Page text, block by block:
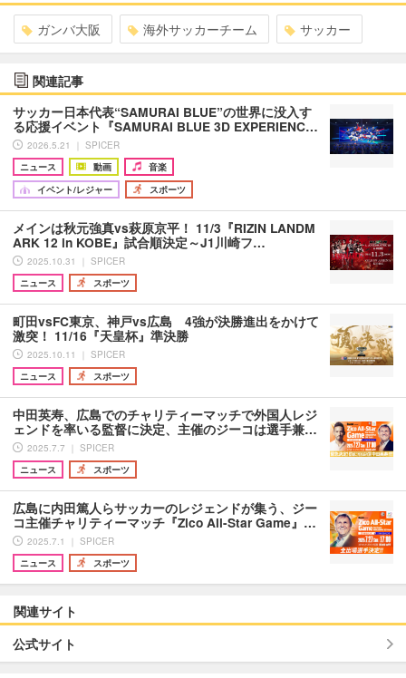
ガンバ大阪 海外サッカーチーム サッカー
関連記事
サッカー日本代表“SAMURAI BLUE”の世界に没入す
る応援イベント『SAMURAI BLUE 3D EXPERIENC…
2026.5.21 ｜ SPICER
ニュース
動画
音楽
イベント/レジャー
スポーツ
メインは秋元強真vs萩原京平！ 11/3『RIZIN LANDM
ARK 12 in KOBE』試合順決定～J1川崎フ…
2025.10.31 ｜ SPICER
ニュース
スポーツ
町田vsFC東京、神戸vs広島 4強が決勝進出をかけて
激突！ 11/16『天皇杯』準決勝
2025.10.11 ｜ SPICER
ニュース
スポーツ
中田英寿、広島でのチャリティーマッチで外国人レジ
ェンドを率いる監督に決定、主催のジーコは選手兼…
2025.7.7 ｜ SPICER
ニュース
スポーツ
広島に内田篤人らサッカーのレジェンドが集う、ジー
コ主催チャリティーマッチ『Zico All-Star Game』…
2025.7.1 ｜ SPICER
ニュース
スポーツ
関連サイト
公式サイト